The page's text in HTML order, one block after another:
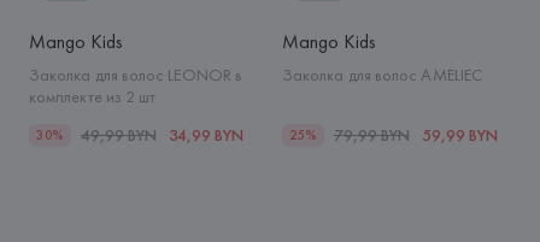
Mango Kids
Заколка для волос LEONOR в
комплекте из 2 шт
30% 49,99 BYN 34,99 BYN
Mango Kids
Заколка для волос AMELIEC
25% 79,99 BYN 59,99 BYN